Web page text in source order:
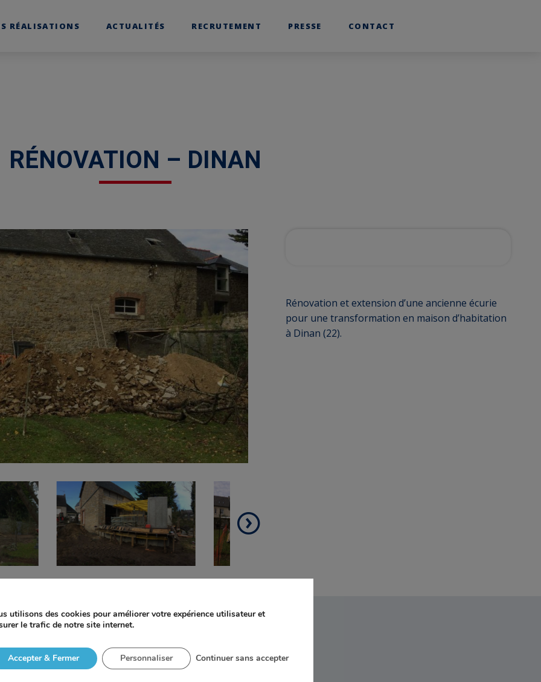
RÉALISATIONS ACTUALITÉS RECRUTEMENT PRESSE CONTACT
RÉNOVATION – DINAN
Rénovation et extension d’une ancienne écurie
pour une transformation en maison d’habitation
à Dinan (22).
utilisons des cookies pour améliorer votre expérience utilisateur et
le trafic de notre site internet.
Accepter & Fermer Continuer sans accepter
Personnaliser